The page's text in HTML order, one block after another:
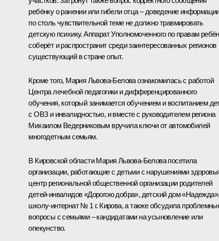
ребёнку о ранении или гибели отца – доведение
по столь чувствительной теме не должно травмировать
детскую психику. Аппарат Уполномоченного по правам
соберёт и распространит среди заинтересованных регионов
существующий в стране опыт.
Кроме того, Мария Львова-Белова ознакомилась с работой
Центра лечебной педагогики и дифференцированного
обучения, который занимается обучением и воспитанием
с ОВЗ и инвалидностью, и вместе с руководителем региона
Михаилом Ведерниковымвручила ключи от автомобилей
многодетным семьям.
В Кировской области Мария Львова-Белова посетила
организации, работающие с детьми с нарушениями
центр региональной общественной организации родителей
детей-инвалидов «Дорогою добра», детский дом
школу-интернат № 1 г. Кирова, а также обсудила
вопросы с семьями – кандидатами на усыновление или
опекунство.